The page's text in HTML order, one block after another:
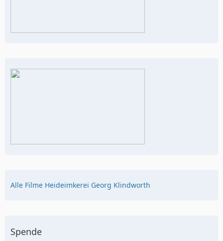
Alle Filme Heideimkerei Georg Klindworth
Spende